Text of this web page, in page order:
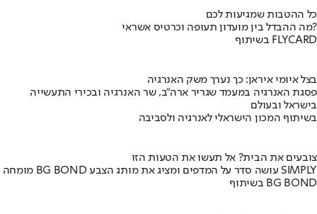
כל ההטבות שמגיעות לכם
מה ההבדל בין מועדון תעופה וכרטיס אשראי?
בשיתוף FLYCARD
בצל איומי איראן: כך נערך משק האנרגיה
פסגת האנרגיה במעמד שגריר ארה"ב, שר האנרגיה ובכירי התעשייה
בישראל ובעולם
בשיתוף המכון הישראלי לאנרגיה ולסביבה
צובעים את הבית? אל תעשו את הטעות הזו
מומחה BG BOND עושה סדר על המדפים ומציג את מותג הצבע SIMPLY
בשיתוף BG BOND